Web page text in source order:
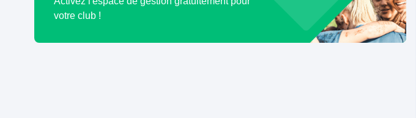
votre club !